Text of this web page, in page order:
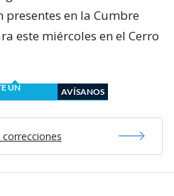
presentes en la Cumbre
este miércoles en el Cerro
UN
AVÍSANOS
correcciones